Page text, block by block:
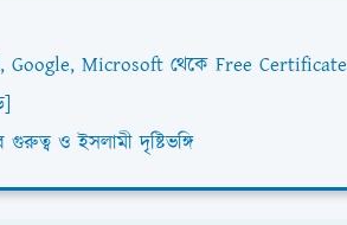
Google, Microsoft থেকে Free Certificate
ও ইসলামী দৃষ্টিভঙ্গি